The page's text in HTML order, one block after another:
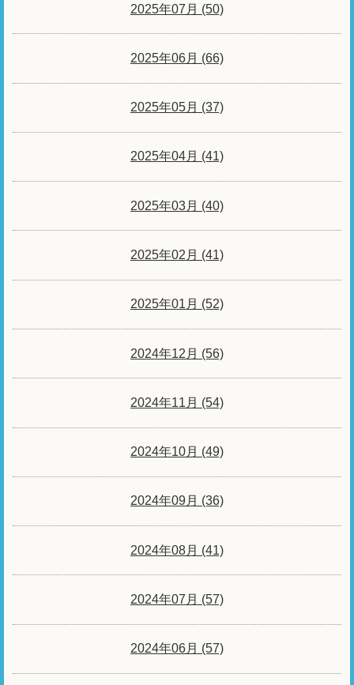
2025年07月 (50)
2025年06月 (66)
2025年05月 (37)
2025年04月 (41)
2025年03月 (40)
2025年02月 (41)
2025年01月 (52)
2024年12月 (56)
2024年11月 (54)
2024年10月 (49)
2024年09月 (36)
2024年08月 (41)
2024年07月 (57)
2024年06月 (57)